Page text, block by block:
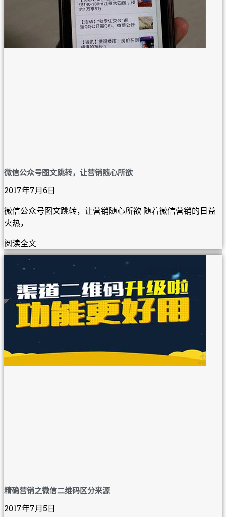
微信公众号图文跳转，让营销随心所欲
2017年7月6日
微信公众号图文跳转，让营销随心所欲 随着微信营销的日益
火热，
阅读全文
精确营销之微信二维码区分来源
2017年7月5日